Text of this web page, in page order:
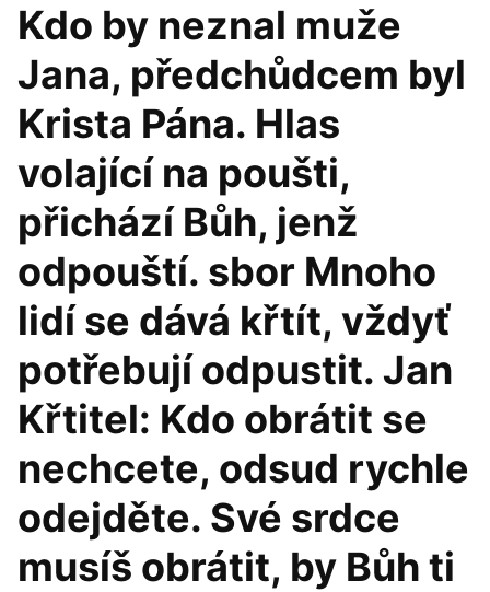
Kdo by neznal muže
Jana, předchůdcem byl
Krista Pána. Hlas
volající na poušti,
přichází Bůh, jenž
odpouští. sbor Mnoho
lidí se dává křtít, vždyť
potřebují odpustit. Jan
Křtitel: Kdo obrátit se
nechcete, odsud rychle
odejděte. Své srdce
musíš obrátit, by Bůh ti